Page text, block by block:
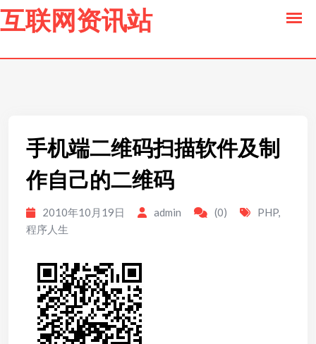
content
互联网资讯站
手机端二维码扫描软件及制
作自己的二维码
2010年10月19日 admin (0) PHP,
程序人生